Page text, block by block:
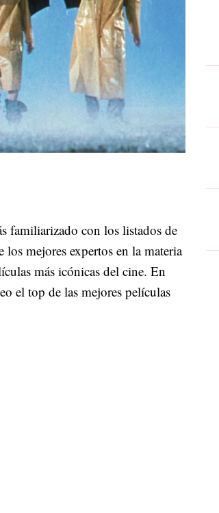
familiarizado con los listados de
mejores expertos en la materia
más icónicas del cine. En
el top de las mejores películas